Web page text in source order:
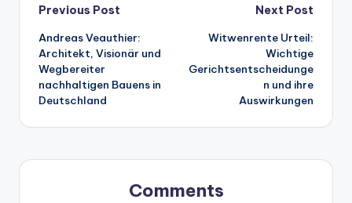
Post
navigation
Previous Post
Andreas Veauthier:
Architekt, Visionär und
Wegbereiter
nachhaltigen Bauens in
Deutschland
Next Post
Witwenrente Urteil:
Wichtige
Gerichtsentscheidunge
n und ihre
Auswirkungen
Comments